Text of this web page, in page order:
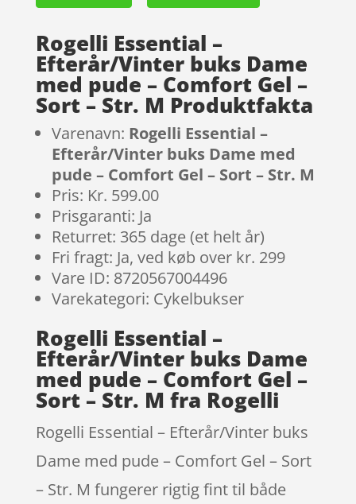
Rogelli Essential –
Efterår/Vinter buks Dame
med pude – Comfort Gel –
Sort – Str. M Produktfakta
Varenavn: Rogelli Essential –
Efterår/Vinter buks Dame med
pude – Comfort Gel – Sort – Str. M
Pris: Kr. 599.00
Prisgaranti: Ja
Returret: 365 dage (et helt år)
Fri fragt: Ja, ved køb over kr. 299
Vare ID: 8720567004496
Varekategori: Cykelbukser
Rogelli Essential –
Efterår/Vinter buks Dame
med pude – Comfort Gel –
Sort – Str. M fra Rogelli
Rogelli Essential – Efterår/Vinter buks
Dame med pude – Comfort Gel – Sort
– Str. M fungerer rigtig fint til både